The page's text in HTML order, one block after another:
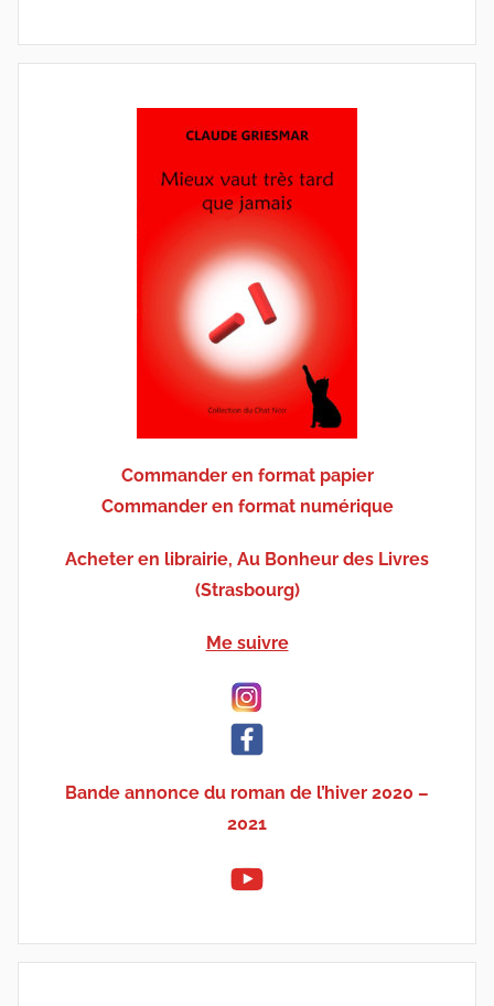
Commander en format papier
Commander en format numérique
Acheter en librairie, Au Bonheur des Livres
(Strasbourg)
Me suivre
Bande annonce du roman de l’hiver 2020 –
2021